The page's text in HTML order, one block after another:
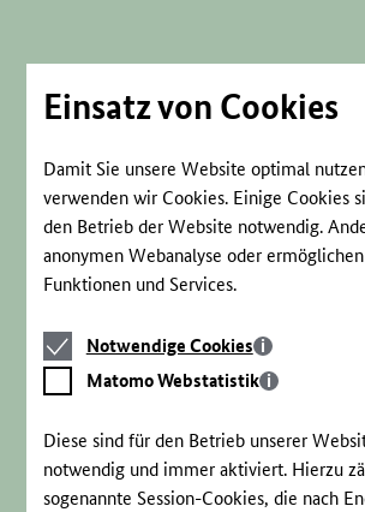
Einsatz von Cookies
Damit Sie unsere Website optimal
verwenden wir Cookies. Einige Cookies
den Betrieb der Website notwendig.
anonymen Webanalyse oder
Funktionen und Services.
Notwendige
Cookies
Notwendige Cookies
Matomo
Webstatistik
Matomo Webstatistik
Diese sind für den Betrieb unserer
notwendig und immer aktiviert. Hierzu
sogenannte Session-Cookies, die nach